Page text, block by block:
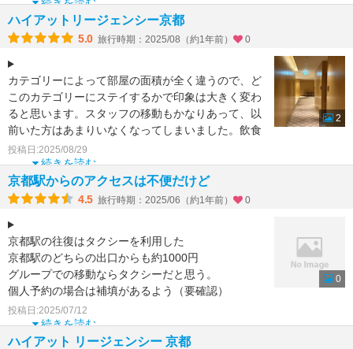
ハイアットリージェンシー京都
5.0 旅行時期：2025/08（約1年前） 0
カテゴリーによって部屋の面積が全く違うので、ど
このカテゴリーにステイするかで印象は大きく変わ
ると思います。スタッフの移動もかなりあって、以
前いた方はあまりいなくなってしまいました。飲食
は和食が美味しい
続きを読む
投稿日:2025/08/29
2
京都駅からのアクセスは不便だけど
4.5 旅行時期：2025/06（約1年前） 0
京都駅の往復はタクシーを利用した
京都駅のどちらの出口からも約1000円
グループでの移動ならタクシーだと思う。
個人予約の場合は補填があるよう（要確認）
徒歩圏に京阪電車、バスは主要観光
続きを読む
投稿日:2025/07/12
0
ハイアット リージェンシー 京都